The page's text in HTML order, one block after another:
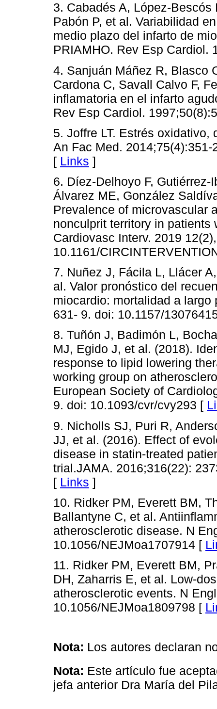
3. Cabadés A, López-Bescós
Pabón P, et al. Variabilidad
medio plazo del infarto de
PRIAMHO. Rev Esp Cardiol.
4. Sanjuán Máñez R, Blasco
Cardona C, Savall Calvo F,
inflamatoria en el infarto
Rev Esp Cardiol.
5. Joffre LT. Estrés
An Fac Med.
[ Links ]
6. Díez-Delhoyo F,
Álvarez ME, González
Prevalence of microvascular
nonculprit territory in
Cardiovasc Interv. 2019
10.1161/
7. Nuñez J, Fácila L, Llácer
al. Valor pronóstico del
miocardio: mortalidad a
631- 9. doi: 10.1157/
8. Tuñón J, Badimón L,
MJ, Egido J, et al. (2018).
response to lipid lowering
working group on
European Society of
9. doi: 10.1093/cvr/cvy293 [
9. Nicholls SJ, Puri R,
JJ, et al. (2016). Effect of
disease in statin-treated
trial.JAMA. 2016;316(22):
[ Links ]
10. Ridker PM, Everett BM,
Ballantyne C, et al.
atherosclerotic disease. N
10.1056/NEJMoa1707914 [
11. Ridker PM, Everett BM,
DH, Zaharris E, et al. Low-
atherosclerotic events. N
10.1056/NEJMoa1809798 [
Nota: Los autores declaran
Nota: Este artículo fue
jefa anterior Dra María del